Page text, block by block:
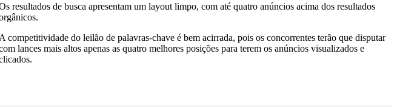
resultados de busca apresentam um layout limpo, com até quatro anúncios acima dos resultados
A competitividade do leilão de palavras-chave é bem acirrada, pois os concorrentes terão que disputar
lances mais altos apenas as quatro melhores posições para terem os anúncios visualizados e